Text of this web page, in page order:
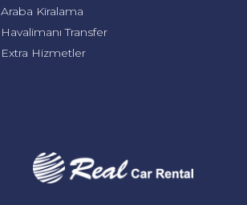
Araba Kiralama
Havalimanı Transfer
Extra Hizmetler